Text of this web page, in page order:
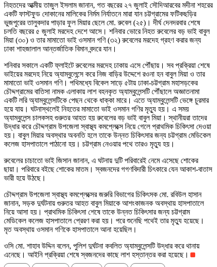
নিহতদের আত্মীয় তাজুল ইসলাম জানান, গত বছরের ২৭ জুলাই সৌদিআরবের মদীনা শহরের
একটি ফাস্টফুড দোকানের মালিকের নির্মম নির্যাতনে মারা যান চট্টগ্রামের ফটিকছড়ির
ভুজপুরের তালুকদার পাড়ার ফুল মিয়ার ছেলে মো. রুবেল (২৫)। দীর্ঘ দেনদরবার শেষে
চলতি বছরের ৫ জুলাই মরদেহ দেশে আসে। শনিবার ভোরে নিহত রুবেলের বড় ভাই বাবুল
মিয়া (৩০) ও তার মামাতো ভাই ওসমান গণি (৩২) রুবেলের মরদেহ গ্রহণ করার জন্য
ঢাকা শাহজালাল আন্তর্জাতিক বিমান বন্দরে যান।
শনিবার সকালে একটি ফ্লাইটে রুবেলের মরদেহ ঢাকায় এসে পৌঁছায়। সব প্রক্রিয়া শেষে
ভাইয়ের মরদেহ নিয়ে অ্যাম্বুলেন্সে করে নিজ বাড়ির উদ্দেশে রওনা হন বাবুল মিয়া ও তার
মামাতো ভাই ওসমান গণি। পথিমধ্যে বিকেল সাড়ে ৫টায় ঢাকা-চট্টগ্রাম মহাসড়কের
চৌদ্দগ্রামের বাতিসা নামক এলাকায় লাশ বহনকৃত অ্যাম্বুলেন্সটি পৌঁছালে অজ্ঞাতনামা
একটি লরি অ্যাম্বুলেন্সটিকে পেছন থেকে ধাক্কা মারে। এতে অ্যাম্বুলেন্সটি ভেঙ্গে চুরমার
হয়ে যায়। ঘটনাস্থলেই নিহতের মামাতো ভাই ওসমান গণির মৃত্যু হয়। এ সময়
অ্যাম্বুলেন্স চালকসহ গুরুতর আহত হয় রুবেলের বড় ভাই বাবুল মিয়া। স্থানীয়রা তাদের
উদ্ধার করে চৌদ্দগ্রাম উপজেলা স্বাস্থ্য কমপ্লেক্সে নিয়ে গেলে প্রাথমিক চিকিৎসা দেওয়া
হয়। বাবুল মিয়ার অবস্থার অবনতি হলে তাকে উন্নত চিকিৎসার জন্য চট্টগ্রাম মেডিকেল
কলেজ হাসপাতালে পাঠানো হয়। চট্টগ্রাম নেওয়ার পথে তারও মৃত্যু হয়।
রুবেলের চাচাতো ভাই জিসান জানান, এ ঘটনায় দুটি পরিবারেই নেমে এসেছে শোকের
ছায়া। পরিবারে বইছে শোকের মাতম। স্বজনদের গগণবিদারী চিৎকারে যেন আকাশ-বাতাস
ভারী হয়ে উঠছে।
চৌদ্দগ্রাম উপজেলা স্বাস্থ্য কমপ্লেক্সের জরুরি বিভাগের চিকিৎসক মো. রবিউল হাসান
জানান, সড়ক দুর্ঘটনায় গুরুতর আহত বাবুল মিয়াকে আশংকাজনক অবস্থায় হাসপাতালে
নিয়ে আসা হয়। প্রাথমিক চিকিৎসা শেষে তাকে উন্নত চিকিৎসার জন্য চট্টগ্রাম
মেডিকেল কলেজ হাসপাতালে প্রেরণ করা হয়। পরে শুনেছি পথেই তার মৃত্যু হয়েছে।
মৃত অবস্থায় ওসমান গণিকে হাসপাতালে আনা হয়েছিল।
ওসি মো. শাহাব উদ্দিন বলেন, পুলিশ দুর্ঘটনা কবলিত অ্যাম্বুলেন্সটি উদ্ধার করে থানায়
এনেছে। আইনি প্রক্রিয়া শেষে স্বজনদের কাছে লাশ হস্তান্তর করা হয়েছে।